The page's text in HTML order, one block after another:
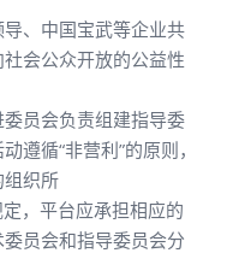
、中国宝武等企业共
会公众开放的公益性
员会负责组建指导委
遵循“非营利”的原则，
织所
，平台应承担相应的
员会和指导委员会分